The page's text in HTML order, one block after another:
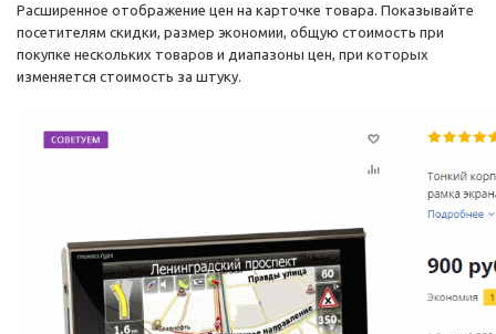
Расширенное отображение цен на карточке товара. Показывайте
посетителям скидки, размер экономии, общую стоимость при
покупке нескольких товаров и диапазоны цен, при которых
изменяется стоимость за штуку.